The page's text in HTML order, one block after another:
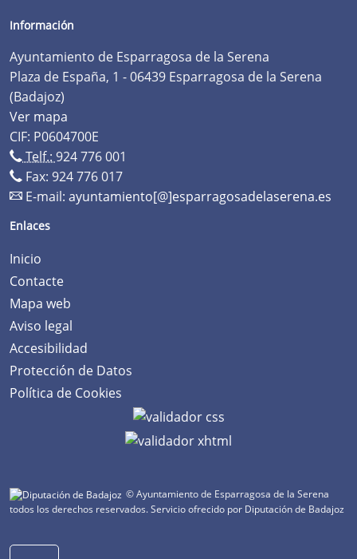
Información
Ayuntamiento de Esparragosa de la Serena
Plaza de España, 1 - 06439 Esparragosa de la Serena
(Badajoz)
Ver mapa
CIF: P0604700E
Telf.: 924 776 001
Fax: 924 776 017
E-mail: ayuntamiento[@]esparragosadelaserena.es
Enlaces
Inicio
Contacte
Mapa web
Aviso legal
Accesibilidad
Protección de Datos
Política de Cookies
© Ayuntamiento de Esparragosa de la Serena
todos los derechos reservados.Servicio ofrecido por Diputación de Badajoz